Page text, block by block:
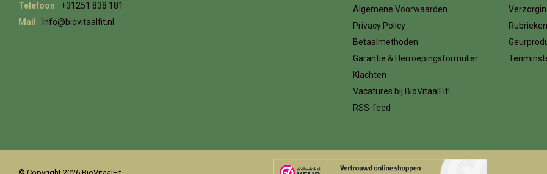
Telefoon
+31251 838 181
Mail
Info@biovitaalfit.nl
Algemene Voorwaarden
Privacy Policy
Betaalmethoden
Garantie & Herroepingsformulier
Klachten
Vacatures bij BioVitaalFit!
RSS-feed
Rubrieken